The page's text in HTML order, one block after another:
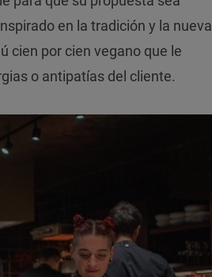
en la tradición y la nueva
cien por cien vegano que le
o antipatías del cliente.